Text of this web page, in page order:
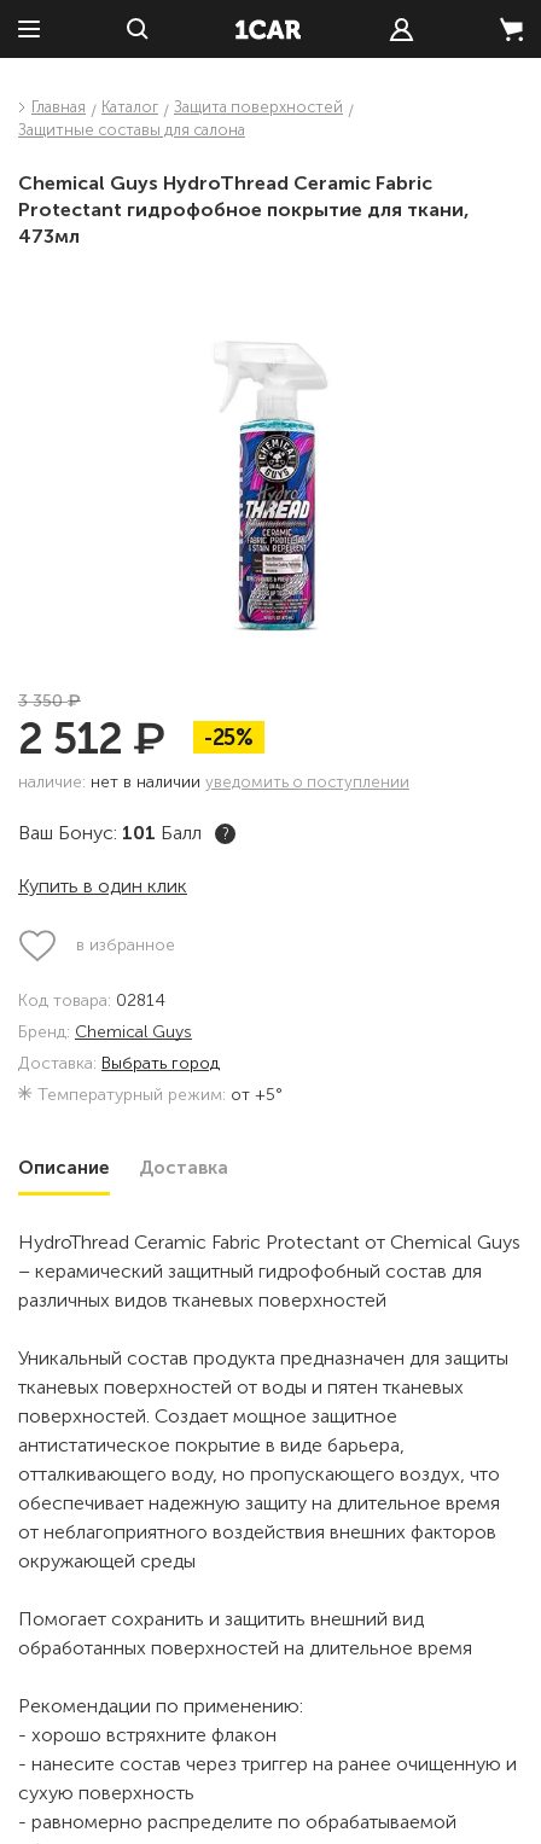
Главная Каталог
Защита поверхностей
Защитные составы для салона
Chemical Guys HydroThread Ceramic Fabric
Protectant гидрофобное покрытие для ткани,
473мл
3 350₽
2 512 ₽ -25%
наличие: нет в наличии уведомить о поступлении
Ваш Бонус: 101 Балл ?
Купить в один клик
в избранное
Код товара: 02814
Бренд: Chemical Guys
Доставка: Выбрать город
Температурный режим: от +5°
Описание Доставка
HydroThread Ceramic Fabric Protectant от Chemical Guys
– керамический защитный гидрофобный состав для
различных видов тканевых поверхностей
Уникальный состав продукта предназначен для защиты
тканевых поверхностей от воды и пятен тканевых
поверхностей. Создает мощное защитное
антистатическое покрытие в виде барьера,
отталкивающего воду, но пропускающего воздух, что
обеспечивает надежную защиту на длительное время
от неблагоприятного воздействия внешних факторов
окружающей среды
Помогает сохранить и защитить внешний вид
обработанных поверхностей на длительное время
Рекомендации по применению:
- хорошо встряхните флакон
- нанесите состав через триггер на ранее очищенную и
сухую поверхность
- равномерно распределите по обрабатываемой